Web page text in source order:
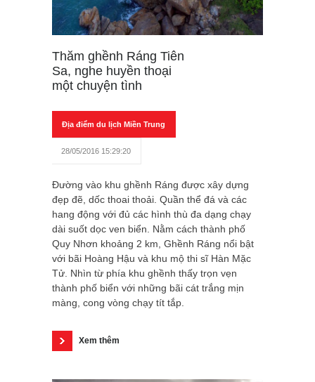
Thăm ghềnh Ráng Tiên
Sa, nghe huyền thoại
một chuyện tình
Địa điểm du lịch Miền Trung
28/05/2016 15:29:20
Đường vào khu ghềnh Ráng được xây dựng
đẹp đẽ, dốc thoai thoải. Quần thể đá và các
hang động với đủ các hình thù đa dạng chạy
dài suốt dọc ven biển. Nằm cách thành phố
Quy Nhơn khoảng 2 km, Ghềnh Ráng nổi bật
với bãi Hoàng Hậu và khu mộ thi sĩ Hàn Mặc
Tử. Nhìn từ phía khu ghềnh thấy trọn vẹn
thành phố biển với những bãi cát trắng mịn
màng, cong vòng chạy tít tắp.
Xem thêm